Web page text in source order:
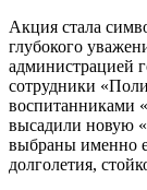
Акция стала
глубокого
администрацией
сотрудники
воспитанниками
высадили новую
выбраны именно
долголетия,